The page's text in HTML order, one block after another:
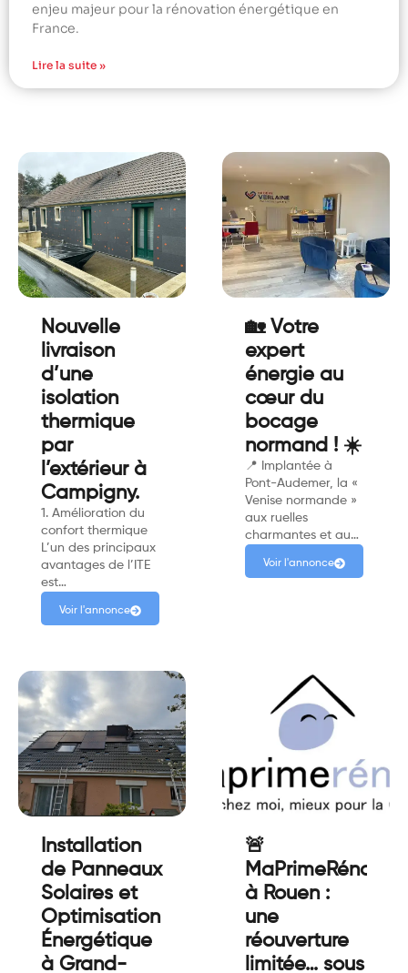
enjeu majeur pour la rénovation énergétique en
France.
Lire la suite »
Nouvelle
livraison
d’une
isolation
thermique
par
l’extérieur à
Campigny.
1. Amélioration du
confort thermique
L’un des principaux
avantages de l’ITE
est…
Voir l'annonce
🏡 Votre
expert
énergie au
cœur du
bocage
normand ! ☀️
📍 Implantée à
Pont-Audemer, la «
Venise normande »
aux ruelles
charmantes et au…
Voir l'annonce
Installation
de Panneaux
Solaires et
Optimisation
Énergétique
à Grand-
🚨
MaPrimeRénov'
à Rouen :
une
réouverture
limitée… sous